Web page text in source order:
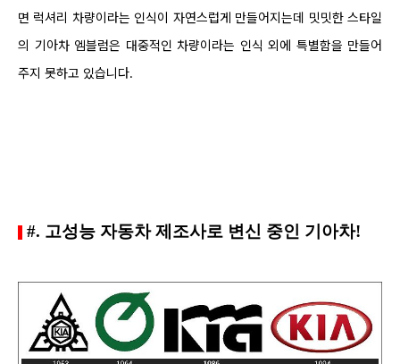
면 럭셔리 차량이라는 인식이 자연스럽게 만들어지는데 밋밋한 스타일
의 기아차 엠블럼은 대중적인 차량이라는 인식 외에 특별함을 만들어
주지 못하고 있습니다.
#. 고성능 자동차 제조사로 변신 중인 기아차!